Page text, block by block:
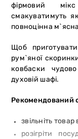
фірмовий
смакуватимуть
повноцінна
Щоб
рум`яної
ковбаски
духовій шафі.
Рекомендований
звільніть
розігріти